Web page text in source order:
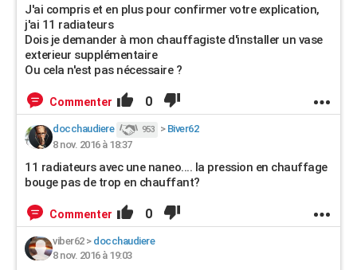
J'ai compris et en plus pour confirmer votre explication,
j'ai 11 radiateurs
Dois je demander à mon chauffagiste d'installer un vase
exterieur supplémentaire
Ou cela n'est pas nécessaire ?
Commenter 0
docchaudiere 953 > Biver62
8 nov. 2016 à 18:37
11 radiateurs avec une naneo.... la pression en chauffage
bouge pas de trop en chauffant?
Commenter 0
viber62> docchaudiere
8 nov. 2016 à 19:03